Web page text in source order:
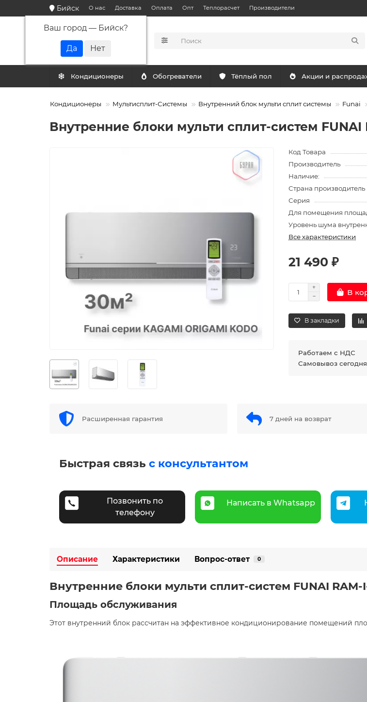
Бийск
Ваш город — Бийск?
О нас Доставка Оплата Опт Теплорасчет Производители
Кондиционеры Обогреватели Тёплый пол Акции и
Кондиционеры Мультисплит-Системы Внутренний блок мульти сплит системы Funai
Внутренние блоки мульти сплит-систем FUNAI
Код Товара
Производитель
Наличие:
Страна производитель
Серия
Для помещения
Уровень шума
Все характеристики
21 490 ₽
В
В закладки
Работаем с НДС
Самовывоз
Расширенная гарантия 7 дней на возврат
Быстрая связь с консультантом
Позвонить по
телефону
Написать в Whatsapp
Описание Характеристики Вопрос-ответ 0
Внутренние блоки мульти сплит-систем FUNAI RAM-
Площадь обслуживания
Этот внутренний блок рассчитан на эффективное кондиционирование помещений